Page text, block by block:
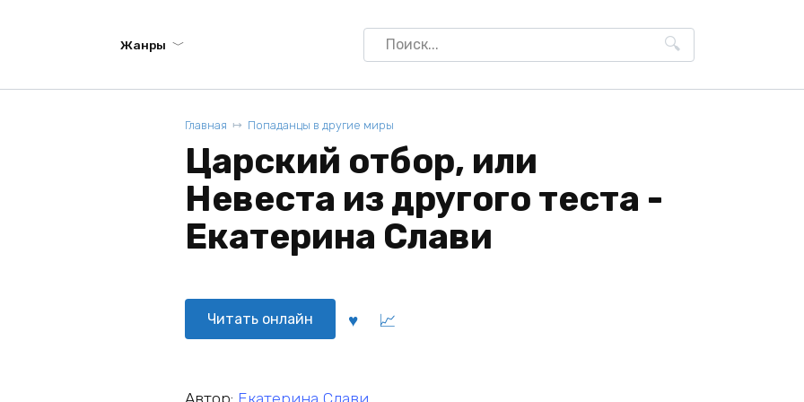
Жанры
Search
for:
Главная Попаданцы в другие миры
Царский отбор, или
Невеста из другого теста -
Екатерина Слави
Читать онлайн
Автор: Екатерина Слави